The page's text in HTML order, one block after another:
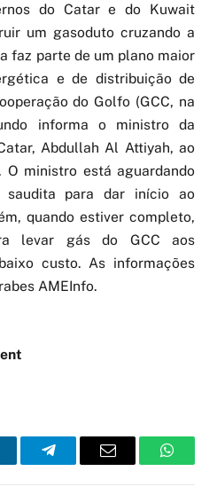
do Catar e do Kuwait
um gasoduto cruzando a
faz parte de um plano maior
e de distribuição de
do Golfo (GCC, na
informa o ministro da
Abdullah Al Attiyah, ao
ministro está aguardando
saudita para dar início ao
quando estiver completo,
levar gás do GCC aos
custo. As informações
AMEInfo.
TelegramEmail